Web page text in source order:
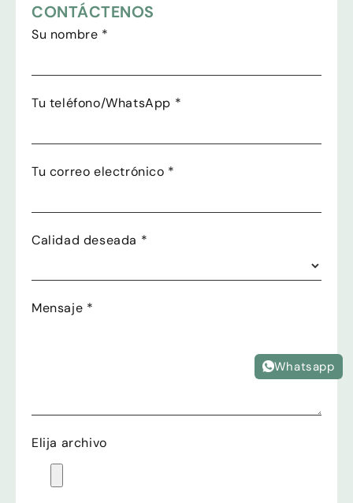
CONTÁCTENOS
Su nombre *
Tu teléfono/WhatsApp *
Tu correo electrónico *
Calidad deseada *
Mensaje *
Elija archivo
Whatsapp